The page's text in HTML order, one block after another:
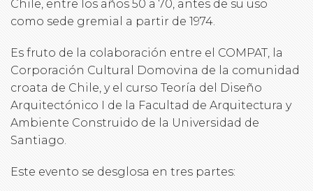
Chile, entre los años 50 a 70, antes de su uso
como sede gremial a partir de 1974.
Es fruto de la colaboración entre el COMPAT, la
Corporación Cultural Domovina de la comunidad
croata de Chile, y el curso Teoría del Diseño
Arquitectónico I de la Facultad de Arquitectura y
Ambiente Construido de la Universidad de
Santiago.
Este evento se desglosa en tres partes: